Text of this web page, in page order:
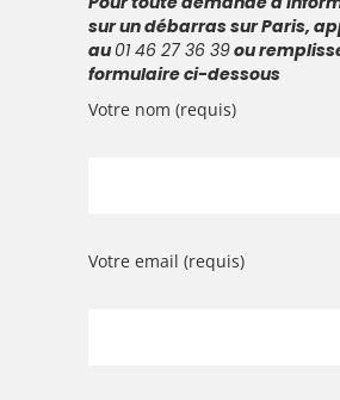
sur un débarras sur Paris,
au01 46 27 36 39ou
formulaire ci-dessous
Votre nom (requis)
Votre email (requis)